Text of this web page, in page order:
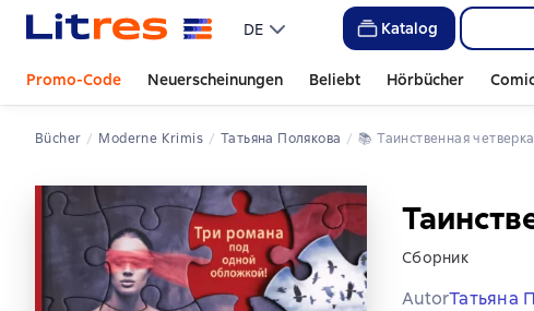
DE Katalog
Promo-Code Neuerscheinungen Beliebt Hörbücher
Bücher Moderne Krimis Татьяна Полякова 📚 Таинственная четверка
Сборник
AutorТатьяна